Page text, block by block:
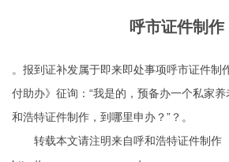
呼市证件制作
。报到证补发属于即来即处事项呼市证件制
付助办》征询：“我是的，预备办一个私家
和浩特证件制作 ，到哪里申办？”？。
转载本文请注明来自呼和浩特证件制作